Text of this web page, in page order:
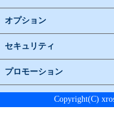
オプション
セキュリティ
プロモーション
Copyright(C)